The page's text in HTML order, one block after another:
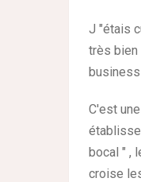
J "étais
très bien
business
C'est
bocal " ,
croise